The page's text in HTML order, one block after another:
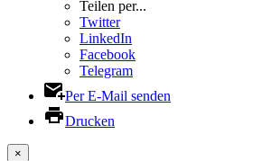
Teilen per...
Twitter
LinkedIn
Facebook
Telegram
Per E-Mail senden
Drucken
×